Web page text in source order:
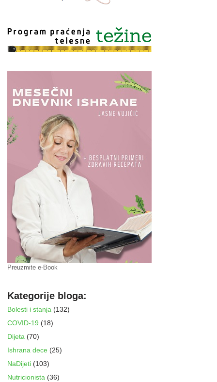
Preuzmite e-Book
Kategorije bloga:
Bolesti i stanja (132)
COVID-19 (18)
Dijeta (70)
Ishrana dece (25)
NaDijeti (103)
Nutricionista (36)